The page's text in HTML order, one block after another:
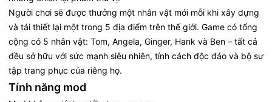
Người chơi sẽ được thưởng một nhân vật mới mỗi khi xây dựng
và tái thiết lại một trong 5 địa điểm trên thế giới. Game có tổng
cộng có 5 nhân vật: Tom, Angela, Ginger, Hank và Ben – tất cả
đều sở hữu với sức mạnh siêu nhiên, tính cách độc đáo và bộ sư
tập trang phục của riêng họ.
Tính năng mod